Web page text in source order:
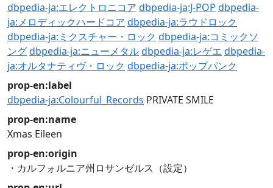
dbpedia-ja:エレクトロニコア dbpedia-ja:J-POP dbpedia-
ja:メロディックハードコア dbpedia-ja:ラウドロック
dbpedia-ja:ミクスチャー・ロック dbpedia-ja:コミックソ
ングdbpedia-ja:ニューメタルdbpedia-ja:レゲエ dbpedia-
ja:オルタナティヴ・ロック dbpedia-ja:ポップパンク
prop-en:label
dbpedia-ja:Colourful_Records PRIVATE SMILE
prop-en:name
Xmas Eileen
prop-en:origin
・カルフォルニア州ロサンゼルス（設定）